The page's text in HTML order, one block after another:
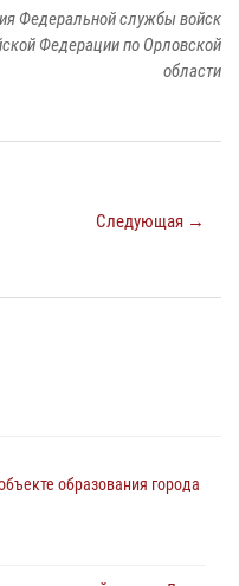
Федеральной службы войск
Федерации по Орловской
области
Следующая →
образования города